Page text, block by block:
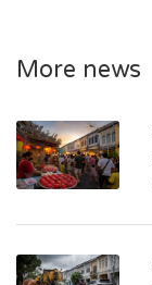
More news